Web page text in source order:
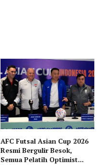
AFC Futsal Asian Cup 2026
Resmi Bergulir Besok,
Semua Pelatih Optimist...